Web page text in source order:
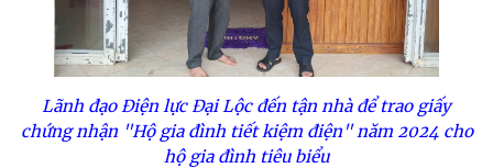
Lãnh đạo Điện lực Đại Lộc đến tận nhà để trao giấy
chứng nhận "Hộ gia đình tiết kiệm điện" năm 2024 cho
hộ gia đình tiêu biểu